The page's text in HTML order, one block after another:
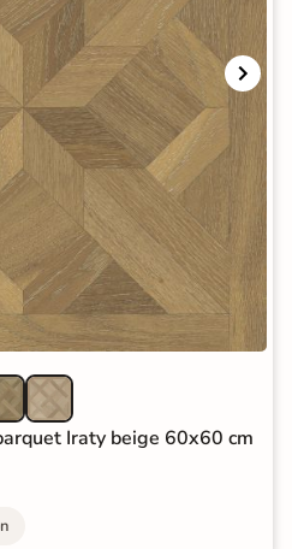
Iraty beige 60x60 cm